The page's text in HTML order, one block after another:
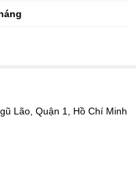
Lão, Quận 1, Hồ Chí Minh